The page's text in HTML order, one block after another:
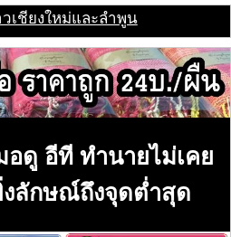
วเชียงใหม่และลำพูน
อดู อีที ทำนายไม่เคย
ลักษณ์ถึงจุดต่ำสุด